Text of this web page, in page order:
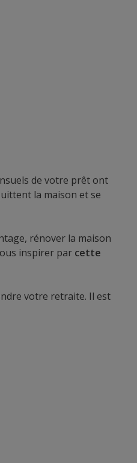
de votre prêt ont
la maison et se
rénover la maison
inspirer par cette
votre retraite. Il est